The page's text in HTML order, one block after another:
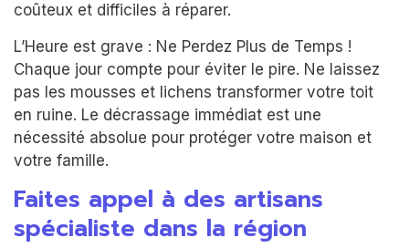
coûteux et difficiles à réparer.
L’Heure est grave : Ne Perdez Plus de Temps !
Chaque jour compte pour éviter le pire. Ne laissez
pas les mousses et lichens transformer votre toit
en ruine. Le décrassage immédiat est une
nécessité absolue pour protéger votre maison et
votre famille.
Faites appel à des artisans
spécialiste dans la région